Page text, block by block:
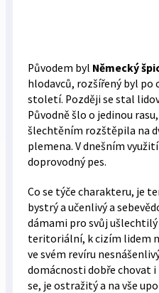
Původem byl Německý
hlodavců, rozšířený byl po
století. Později se stal
Původně šlo o jedinou
šlechtěním rozštěpila na
plemena. V dnešním
doprovodný pes.
Co se týče charakteru, je
bystrý a učenlivý a
dámami pro svůj
teritoriální, k cizím lidem
ve svém revíru
domácnosti dobře chovat
se, je ostražitý a na vše